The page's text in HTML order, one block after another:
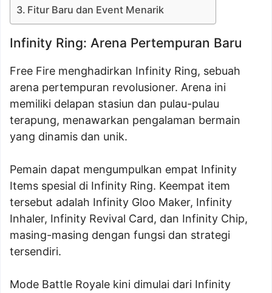
Fitur Baru dan Event Menarik
Infinity Ring: Arena Pertempuran Baru
Free Fire menghadirkan Infinity Ring, sebuah
arena pertempuran revolusioner. Arena ini
memiliki delapan stasiun dan pulau-pulau
terapung, menawarkan pengalaman bermain
yang dinamis dan unik.
Pemain dapat mengumpulkan empat Infinity
Items spesial di Infinity Ring. Keempat item
tersebut adalah Infinity Gloo Maker, Infinity
Inhaler, Infinity Revival Card, dan Infinity Chip,
masing-masing dengan fungsi dan strategi
tersendiri.
Mode Battle Royale kini dimulai dari Infinity